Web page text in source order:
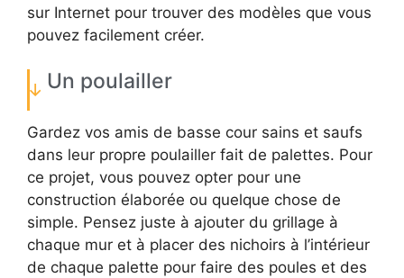
sur Internet pour trouver des modèles que vous
pouvez facilement créer.
Un poulailler
Gardez vos amis de basse cour sains et saufs
dans leur propre poulailler fait de palettes. Pour
ce projet, vous pouvez opter pour une
construction élaborée ou quelque chose de
simple. Pensez juste à ajouter du grillage à
chaque mur et à placer des nichoirs à l’intérieur
de chaque palette pour faire des poules et des